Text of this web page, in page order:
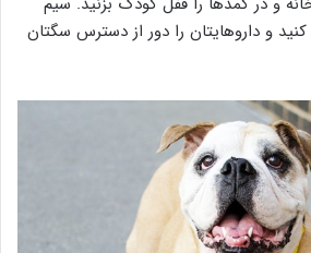
و داروهایتان را دور از دسترس سگتان